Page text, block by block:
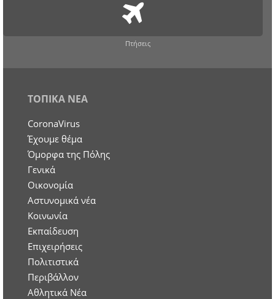
Πτήσεις
ΤΟΠΙΚΑ ΝΕΑ
CoronaVirus
Έχουμε θέμα
Όμορφα της Πόλης
Γενικά
Οικονομία
Aστυνομικά νέα
Κοινωνία
Εκπαίδευση
Επιχειρήσεις
Πολιτιστικά
Περιβάλλον
Αθλητικά Νέα